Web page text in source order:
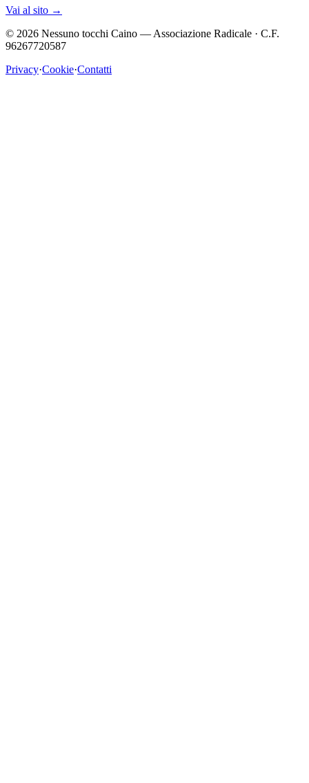
Vai al sito →
© 2026 Nessuno tocchi Caino — Associazione Radicale · C.F.
96267720587
Privacy·Cookie·Contatti